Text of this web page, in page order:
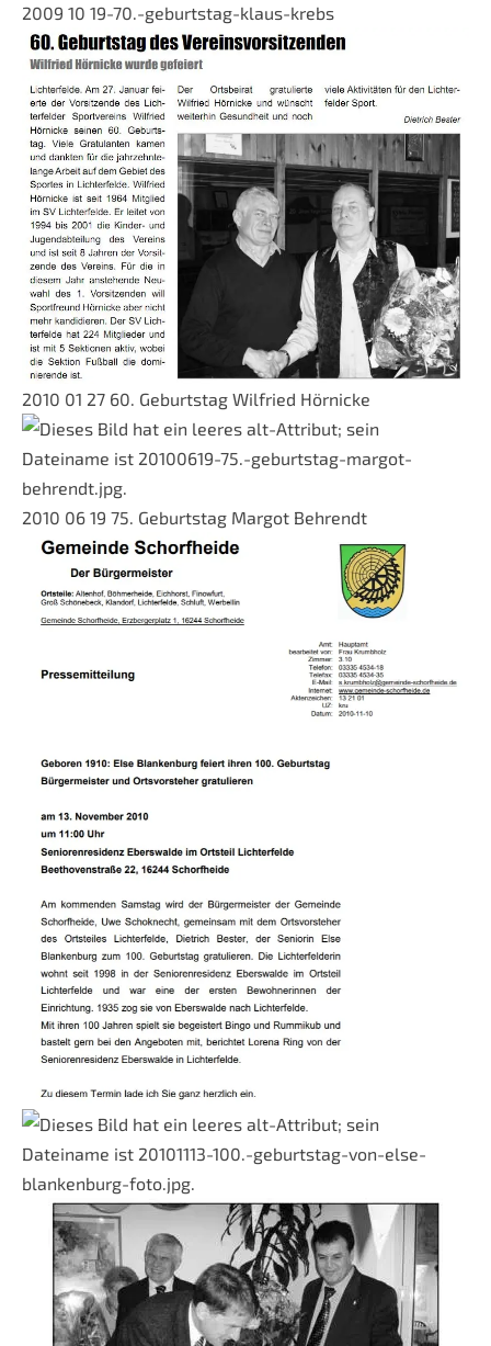
2009 10 19-70.-geburtstag-klaus-krebs
2010 01 27 60. Geburtstag Wilfried Hörnicke
2010 06 19 75. Geburtstag Margot Behrendt